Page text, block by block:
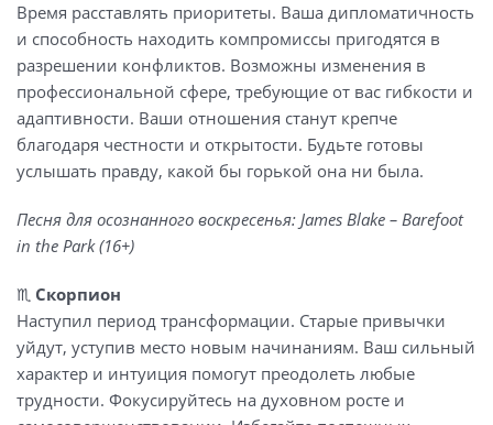
Время расставлять приоритеты. Ваша дипломатичность
и способность находить компромиссы пригодятся в
разрешении конфликтов. Возможны изменения в
профессиональной сфере, требующие от вас гибкости и
адаптивности. Ваши отношения станут крепче
благодаря честности и открытости. Будьте готовы
услышать правду, какой бы горькой она ни была.
Песня для осознанного воскресенья: James Blake – Barefoot
in the Park (16+)
♏️ Скорпион
Наступил период трансформации. Старые привычки
уйдут, уступив место новым начинаниям. Ваш сильный
характер и интуиция помогут преодолеть любые
трудности. Фокусируйтесь на духовном росте и